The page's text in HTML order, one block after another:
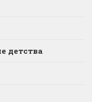
детства